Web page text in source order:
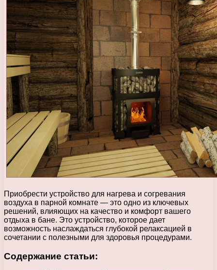
Приобрести устройство для нагрева и согревания
воздуха в парной комнате — это одно из ключевых
решений, влияющих на качество и комфорт вашего
отдыха в бане. Это устройство, которое дает
возможность наслаждаться глубокой релаксацией в
сочетании с полезными для здоровья процедурами.
Содержание статьи: